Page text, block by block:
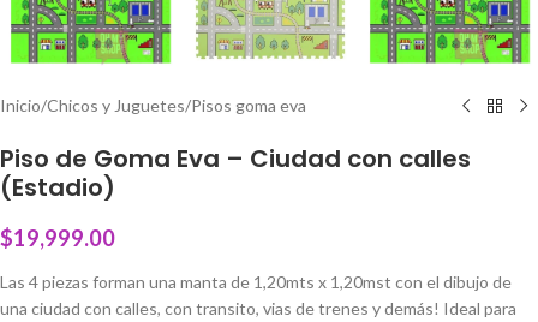
Inicio/Chicos y Juguetes/Pisos goma eva
Piso de Goma Eva – Ciudad con calles
(Estadio)
$19,999.00
Las 4 piezas forman una manta de 1,20mts x 1,20mst con el dibujo de
una ciudad con calles, con transito, vias de trenes y demás! Ideal para